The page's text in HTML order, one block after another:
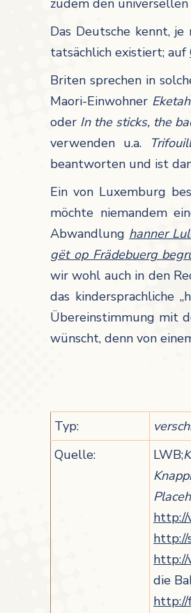
zudem den
Das Deutsche kennt, je
tatsächlich existiert; auf
Briten sprechen in
Maori-Einwohner
oder In the sticks, the
verwenden u.a.
beantworten und ist
Ein von Luxemburg
möchte niemandem
Abwandlung hanner
gët op Frädebuerg
wir wohl auch in den
das kindersprachliche
Übereinstimmung mit
wünscht, denn von
Typ:
Quelle:
LWB;
http://
http://
http://
die
http://